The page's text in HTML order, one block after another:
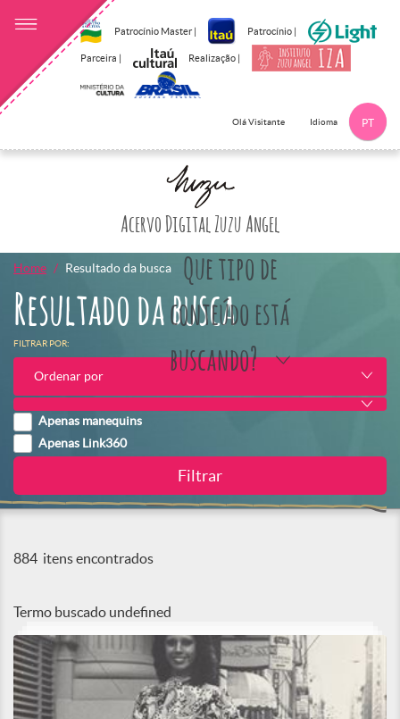
Patrocínio Master | Patrocínio |
Parceira | Realização |
Olá Visitante Idioma PT
Acervo Digital Zuzu Angel
Que tipo de
conteúdo está
buscando?
Home Resultado da busca
Resultado da busca
FILTRAR POR:
Ordenar por
Apenas manequins
Apenas Link360
884 itens encontrados
Termo buscado undefined